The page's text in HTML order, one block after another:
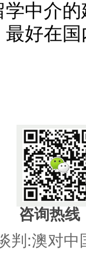
中介的
在国
咨询热线
判:澳对